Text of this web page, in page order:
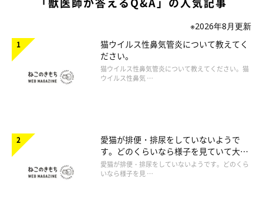
※2026年8月更新
猫ウイルス性鼻気管炎について教えてく
ださい。
猫ウイルス性鼻気管炎について教えてください。猫
ウイルス性鼻気 …
愛猫が排便・排尿をしていないようで
す。どのくらいなら様子を見ていて大丈
夫ですか。
愛猫が排便・排尿をしていないようです。どのくら
いなら様子を見 …